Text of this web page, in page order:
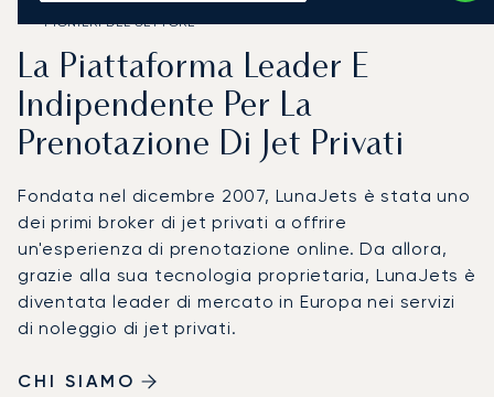
PIONIERI DEL SETTORE
La Piattaforma Leader E
Indipendente Per La
Prenotazione Di Jet Privati
Fondata nel dicembre 2007, LunaJets è stata uno
dei primi broker di jet privati a offrire
un'esperienza di prenotazione online. Da allora,
grazie alla sua tecnologia proprietaria, LunaJets è
diventata leader di mercato in Europa nei servizi
di noleggio di jet privati.
CHI SIAMO